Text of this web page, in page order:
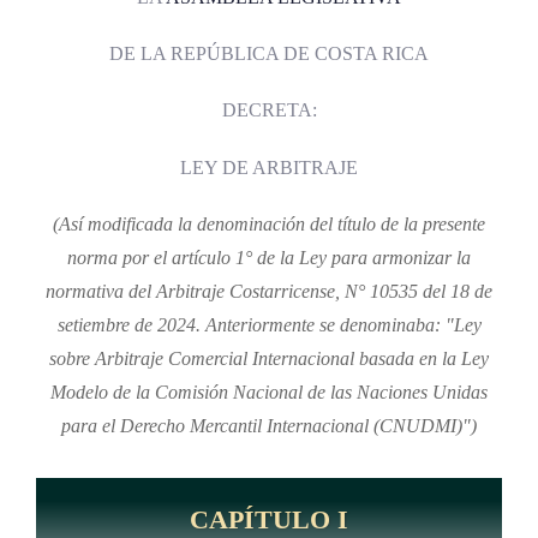
DE LA REPÚBLICA DE COSTA RICA
DECRETA:
LEY DE ARBITRAJE
(Así modificada la denominación del título de la presente
norma por el artículo 1° de la Ley para armonizar la
normativa del Arbitraje Costarricense, N° 10535 del 18 de
setiembre de 2024. Anteriormente se denominaba: "Ley
sobre Arbitraje Comercial Internacional basada en la Ley
Modelo de la Comisión Nacional de las Naciones Unidas
para el Derecho Mercantil Internacional (CNUDMI)")
CAPÍTULO I